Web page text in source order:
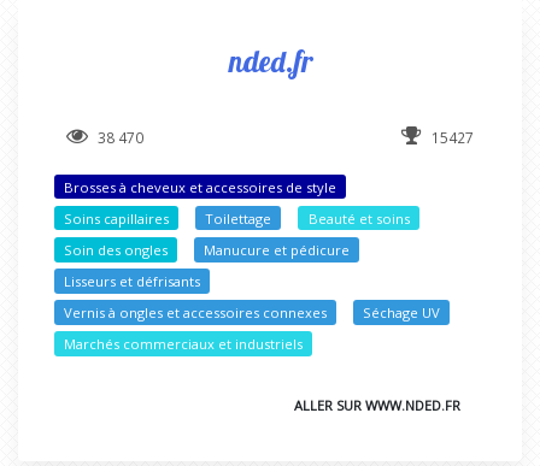
nded.fr
38 470 15427
Brosses à cheveux et accessoires de style
Soins capillaires
Toilettage
Beauté et soins
Soin des ongles
Manucure et pédicure
Lisseurs et défrisants
Vernis à ongles et accessoires connexes
Séchage UV
Marchés commerciaux et industriels
ALLER SUR WWW.NDED.FR